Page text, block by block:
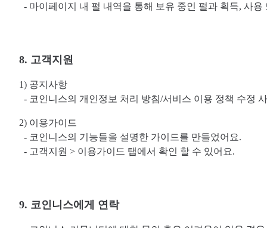
- 마이페이지 내 펄 내역을 통해 보유 중인 펄과 획득, 사
8. 고객지원
1) 공지사항
- 코인니스의 개인정보 처리 방침/서비스 이용 정책 수정
2) 이용가이드
- 코인니스의 기능들을 설명한 가이드를 만들었어요.
- 고객지원 > 이용가이드 탭에서 확인 할 수 있어요.
9. 코인니스에게 연락